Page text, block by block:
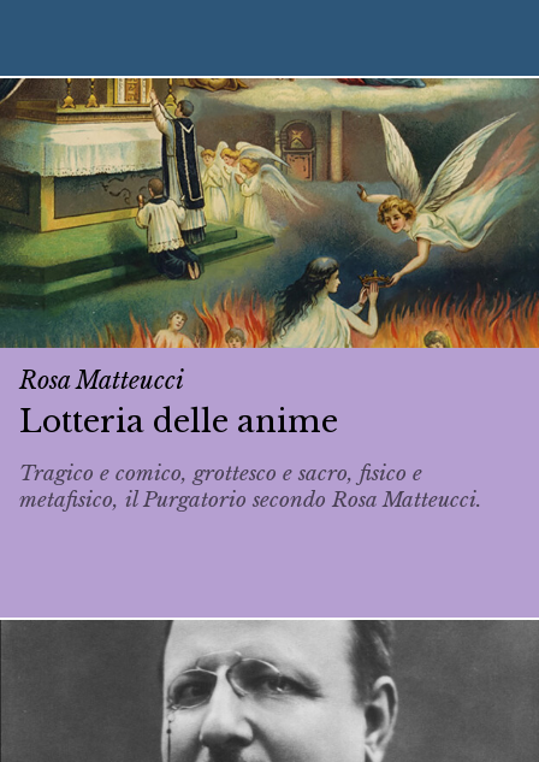
Rosa Matteucci
Lotteria delle anime
Tragico e comico, grottesco e sacro, fisico e
metafisico, il Purgatorio secondo Rosa Matteucci.